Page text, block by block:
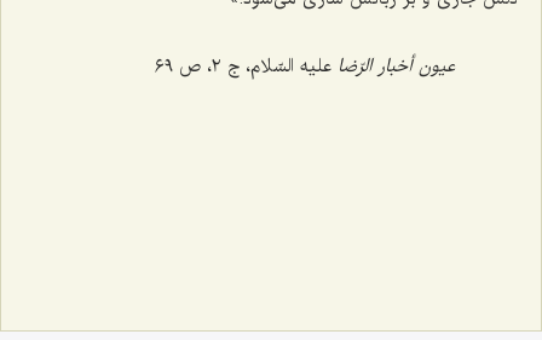
عیون أخبار الرّضا علیه السّلام، ج ‌٢، ص ٦٩